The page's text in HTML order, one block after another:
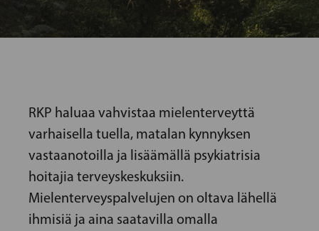
RKP haluaa vahvistaa mielenterveyttä
varhaisella tuella, matalan kynnyksen
vastaanotoilla ja lisäämällä psykiatrisia
hoitajia terveyskeskuksiin.
Mielenterveyspalvelujen on oltava lähellä
ihmisiä ja aina saatavilla omalla